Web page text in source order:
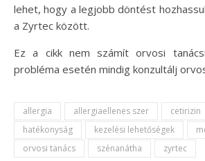
lehet, hogy a legjobb döntést
a Zyrtec között.
Ez a cikk nem számít orvosi
probléma esetén mindig konzultálj
allergia allergiaellenes szer cetirizin
hatékonyság
kezelési lehetőségek
orvosi tanács
szénanátha zyrtec